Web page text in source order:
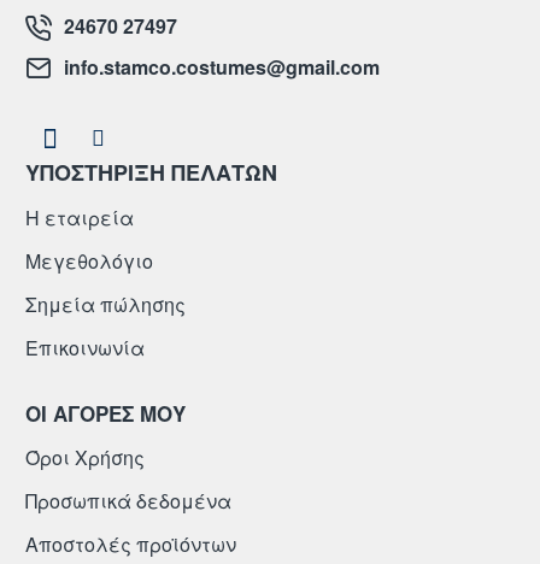
24670 27497
info.stamco.costumes@gmail.com
ΥΠΟΣΤΗΡΙΞΗ ΠΕΛΑΤΩΝ
Η εταιρεία
Μεγεθολόγιο
Σημεία πώλησης
Επικοινωνία
ΟΙ ΑΓΟΡΕΣ ΜΟΥ
Όροι Χρήσης
Προσωπικά δεδομένα
Αποστολές προϊόντων